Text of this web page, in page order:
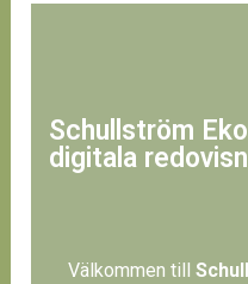
Schullström
digitala
Välkommen till